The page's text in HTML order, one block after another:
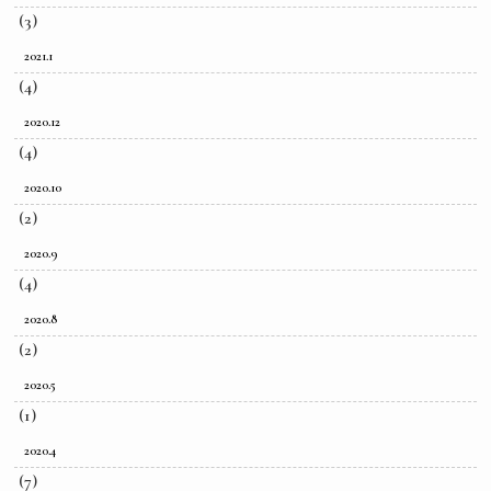
(3)
2021.1
(4)
2020.12
(4)
2020.10
(2)
2020.9
(4)
2020.8
(2)
2020.5
(1)
2020.4
(7)